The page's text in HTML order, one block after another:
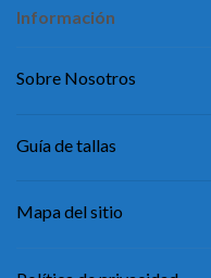
Información
Sobre Nosotros
Guía de tallas
Mapa del sitio